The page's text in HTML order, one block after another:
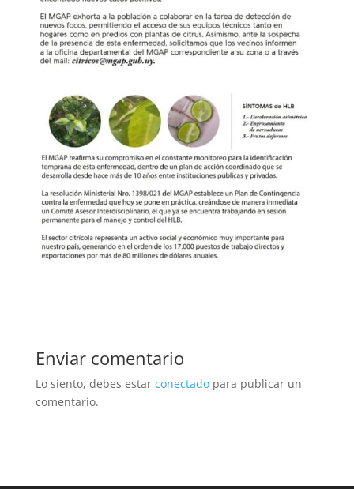
Enviar comentario
Lo siento, debes estar conectadopara publicar un
comentario.